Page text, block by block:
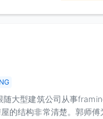
大型建筑公司从事
的结构非常清楚。郭师傅